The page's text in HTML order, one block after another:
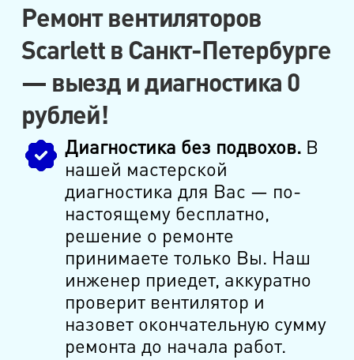
Ремонт вентиляторов
Scarlett в Санкт-Петербурге
— выезд и диагностика 0
рублей!
Диагностика без подвохов.В
нашей мастерской
диагностика для Вас — по-
настоящему бесплатно,
решение о ремонте
принимаете только Вы. Наш
инженер приедет, аккуратно
проверит вентилятор и
назовет окончательную сумму
ремонта до начала работ.